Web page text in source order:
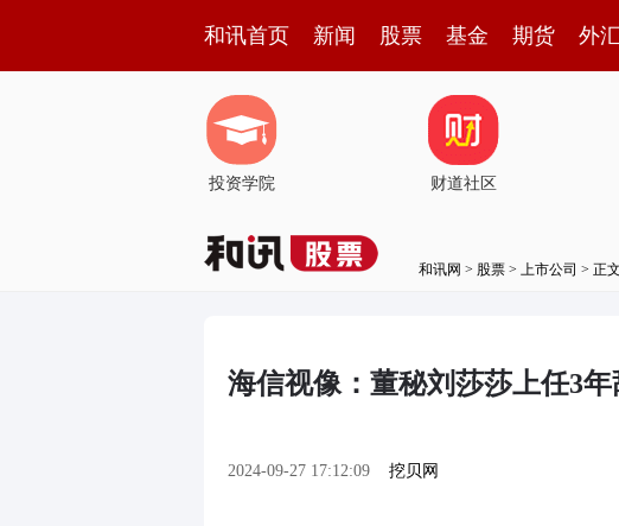
和讯首页 新闻 股票 基金 期货 外汇
投资学院 财道社区
和讯网 > 股票 > 上市公司 > 正文
海信视像：董秘刘莎莎上任3
2024-09-27 17:12:09 挖贝网